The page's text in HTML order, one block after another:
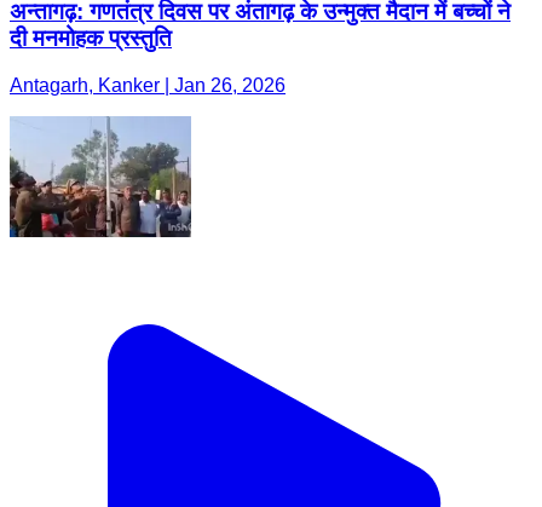
अन्तागढ़: गणतंत्र दिवस पर अंतागढ़ के उन्मुक्त मैदान में बच्चों ने
दी मनमोहक प्रस्तुति
Antagarh, Kanker | Jan 26, 2026